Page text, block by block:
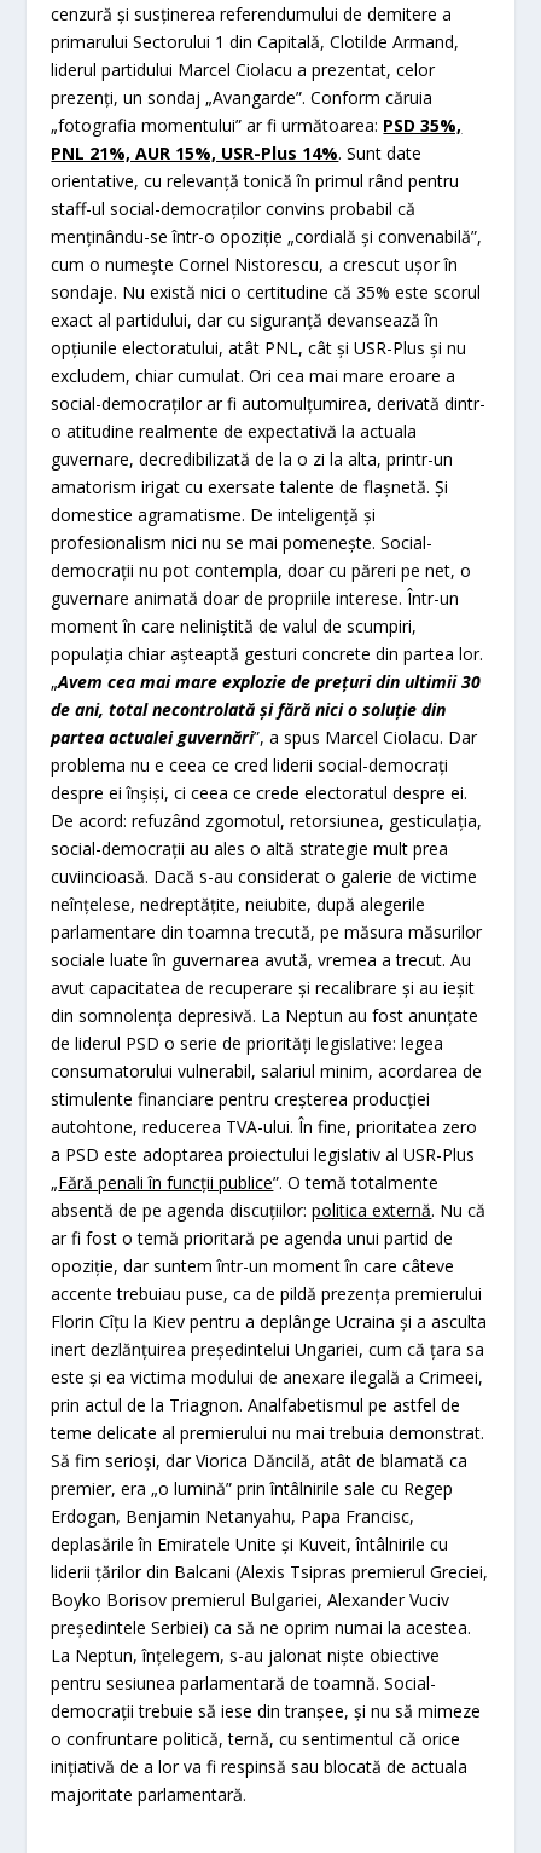
cenzură şi susţinerea referendumului de demitere a
primarului Sectorului 1 din Capitală, Clotilde Armand,
liderul partidului Marcel Ciolacu a prezentat, celor
prezenţi, un sondaj „Avangarde”. Conform căruia
„fotografia momentului” ar fi următoarea: PSD 35%,
PNL 21%, AUR 15%, USR-Plus 14%. Sunt date
orientative, cu relevanţă tonică în primul rând pentru
staff-ul social-democraţilor convins probabil că
menţinându-se într-o opoziţie „cordială şi convenabilă”,
cum o numeşte Cornel Nistorescu, a crescut uşor în
sondaje. Nu există nici o certitudine că 35% este scorul
exact al partidului, dar cu siguranţă devansează în
opţiunile electoratului, atât PNL, cât şi USR-Plus şi nu
excludem, chiar cumulat. Ori cea mai mare eroare a
social-democraţilor ar fi automulţumirea, derivată dintr-
o atitudine realmente de expectativă la actuala
guvernare, decredibilizată de la o zi la alta, printr-un
amatorism irigat cu exersate talente de flaşnetă. Şi
domestice agramatisme. De inteligenţă şi
profesionalism nici nu se mai pomeneşte. Social-
democraţii nu pot contempla, doar cu păreri pe net, o
guvernare animată doar de propriile interese. Într-un
moment în care neliniştită de valul de scumpiri,
populaţia chiar aşteaptă gesturi concrete din partea lor.
„Avem cea mai mare explozie de preţuri din ultimii 30
de ani, total necontrolată şi fără nici o soluţie din
partea actualei guvernări”, a spus Marcel Ciolacu. Dar
problema nu e ceea ce cred liderii social-democraţi
despre ei înşişi, ci ceea ce crede electoratul despre ei.
De acord: refuzând zgomotul, retorsiunea, gesticulaţia,
social-democraţii au ales o altă strategie mult prea
cuviincioasă. Dacă s-au considerat o galerie de victime
neînţelese, nedreptăţite, neiubite, după alegerile
parlamentare din toamna trecută, pe măsura măsurilor
sociale luate în guvernarea avută, vremea a trecut. Au
avut capacitatea de recuperare şi recalibrare şi au ieşit
din somnolenţa depresivă. La Neptun au fost anunţate
de liderul PSD o serie de priorităţi legislative: legea
consumatorului vulnerabil, salariul minim, acordarea de
stimulente financiare pentru creşterea producţiei
autohtone, reducerea TVA-ului. În fine, prioritatea zero
a PSD este adoptarea proiectului legislativ al USR-Plus
„Fără penali în funcţii publice”. O temă totalmente
absentă de pe agenda discuţiilor:politica externă. Nu că
ar fi fost o temă prioritară pe agenda unui partid de
opoziţie, dar suntem într-un moment în care câteve
accente trebuiau puse, ca de pildă prezenţa premierului
Florin Cîţu la Kiev pentru a deplânge Ucraina şi a asculta
inert dezlănţuirea preşedintelui Ungariei, cum că ţara sa
este şi ea victima modului de anexare ilegală a Crimeei,
prin actul de la Triagnon. Analfabetismul pe astfel de
teme delicate al premierului nu mai trebuia demonstrat.
Să fim serioşi, dar Viorica Dăncilă, atât de blamată ca
premier, era „o lumină” prin întâlnirile sale cu Regep
Erdogan, Benjamin Netanyahu, Papa Francisc,
deplasările în Emiratele Unite şi Kuveit, întâlnirile cu
liderii ţărilor din Balcani (Alexis Tsipras premierul Greciei,
Boyko Borisov premierul Bulgariei, Alexander Vuciv
preşedintele Serbiei) ca să ne oprim numai la acestea.
La Neptun, înţelegem, s-au jalonat nişte obiective
pentru sesiunea parlamentară de toamnă. Social-
democraţii trebuie să iese din tranşee, şi nu să mimeze
o confruntare politică, ternă, cu sentimentul că orice
iniţiativă de a lor va fi respinsă sau blocată de actuala
majoritate parlamentară.